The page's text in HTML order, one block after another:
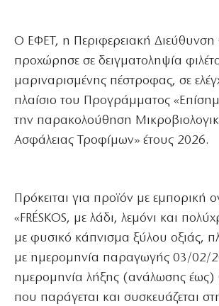
Ο ΕΦΕΤ, η Περιφερειακή Διεύθυνση
προχώρησε σε δειγματοληψία
μαριναρισμένης πέστροφας, σε
πλαίσιο του Προγράμματος
την παρακολούθηση
Ασφάλειας Τροφίμων» έτους 2026.
Πρόκειται για προϊόν με εμπορική
«FRÉSKOS, με λάδι, λεμόνι και
με φυσικό κάπνισμα ξύλου οξιάς,
με ημερομηνία παραγωγής 03/02/
ημερομηνία λήξης (ανάλωσης έως)
που παράγεται και συσκευάζεται